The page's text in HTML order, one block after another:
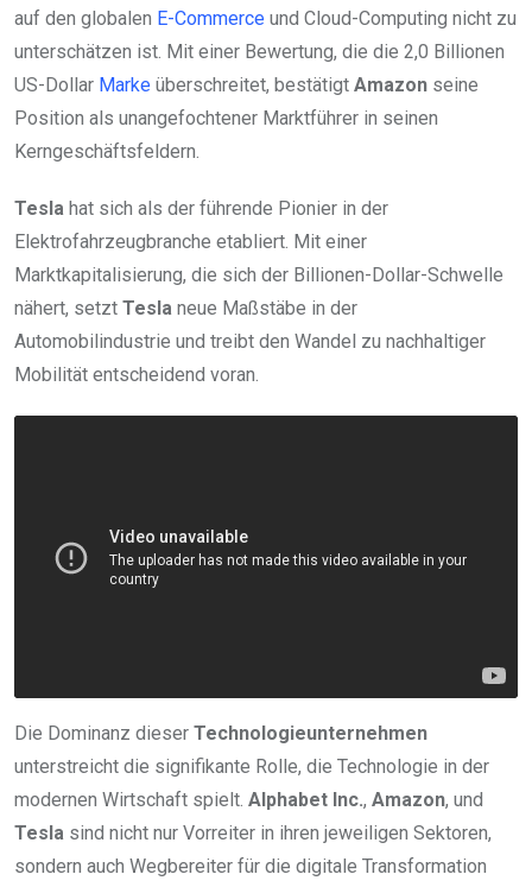
auf den globalen E-Commerce und Cloud-Computing nicht zu
unterschätzen ist. Mit einer Bewertung, die die 2,0 Billionen
US-Dollar Marke überschreitet, bestätigt Amazon seine
Position als unangefochtener Marktführer in seinen
Kerngeschäftsfeldern.
Tesla hat sich als der führende Pionier in der
Elektrofahrzeugbranche etabliert. Mit einer
Marktkapitalisierung, die sich der Billionen-Dollar-Schwelle
nähert, setzt Tesla neue Maßstäbe in der
Automobilindustrie und treibt den Wandel zu nachhaltiger
Mobilität entscheidend voran.
Die Dominanz dieser Technologieunternehmen
unterstreicht die signifikante Rolle, die Technologie in der
modernen Wirtschaft spielt. Alphabet Inc., Amazon, und
Tesla sind nicht nur Vorreiter in ihren jeweiligen Sektoren,
sondern auch Wegbereiter für die digitale Transformation